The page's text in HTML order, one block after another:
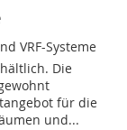
VRF-Systeme
Die
für die
und...